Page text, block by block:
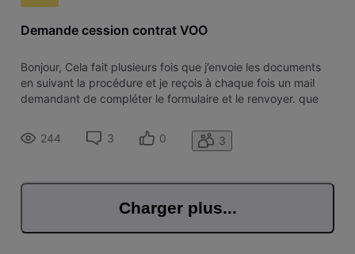
Demande cession contrat VOO
Bonjour, Cela fait plusieurs fois que j’envoie les documents
en suivant la procédure et je reçois à chaque fois un mail
demandant de compléter le formulaire et le renvoyer. que
boucle. Merci.
244 3 0 3
Charger plus...